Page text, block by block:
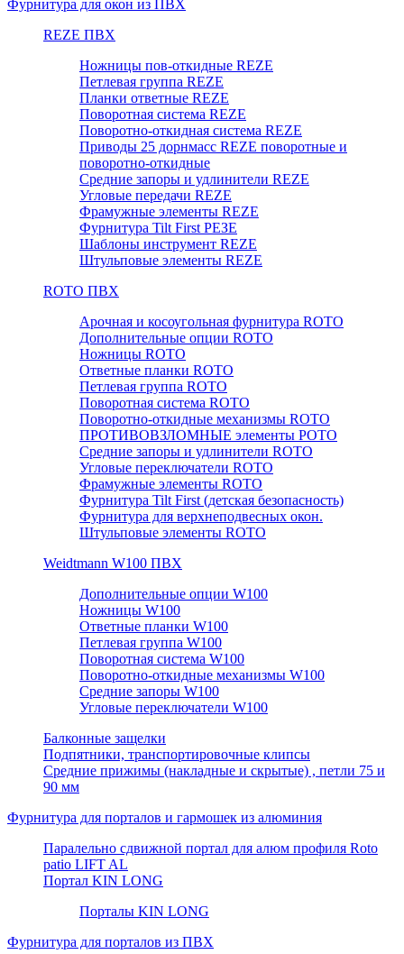
Фурнитура для окон из ПВХ
REZE ПВХ
Ножницы пов-откидные REZE
Петлевая группа REZE
Планки ответные REZE
Поворотная система REZE
Поворотно-откидная система REZE
Приводы 25 дорнмасс REZE поворотные и
поворотно-откидные
Средние запоры и удлинители REZE
Угловые передачи REZE
Фрамужные элементы REZE
Фурнитура Tilt First РЕЗЕ
Шаблоны инструмент REZE
Штульповые элементы REZE
RОTO ПВХ
Арочная и косоугольная фурнитура ROTO
Дополнительные опции ROTO
Ножницы ROTO
Ответные планки ROTO
Петлевая группа ROTO
Поворотная система ROTO
Поворотно-откидные механизмы ROTO
ПРОТИВОВЗЛОМНЫЕ элементы РОТО
Средние запоры и удлинители ROTO
Угловые переключатели ROTO
Фрамужные элементы ROTO
Фурнитура Tilt First (детская безопасность)
Фурнитура для верхнеподвесных окон.
Штульповые элементы ROTO
Weidtmann W100 ПВХ
Дополнительные опции W100
Ножницы W100
Ответные планки W100
Петлевая группа W100
Поворотная система W100
Поворотно-откидные механизмы W100
Средние запоры W100
Угловые переключатели W100
Балконные защелки
Подпятники, транспортировочные клипсы
Средние прижимы (накладные и скрытые) , петли 75 и
90 мм
Фурнитура для порталов и гармошек из алюминия
Паралельно сдвижной портал для алюм профиля Roto
patio LIFT AL
Портал KIN LONG
Порталы KIN LONG
Фурнитура для порталов из ПВХ